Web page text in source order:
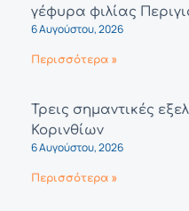
γέφυρα φιλίας
6 Αυγούστου, 2026
Περισσότερα »
Τρεις σημαντικές
Κορινθίων
6 Αυγούστου, 2026
Περισσότερα »